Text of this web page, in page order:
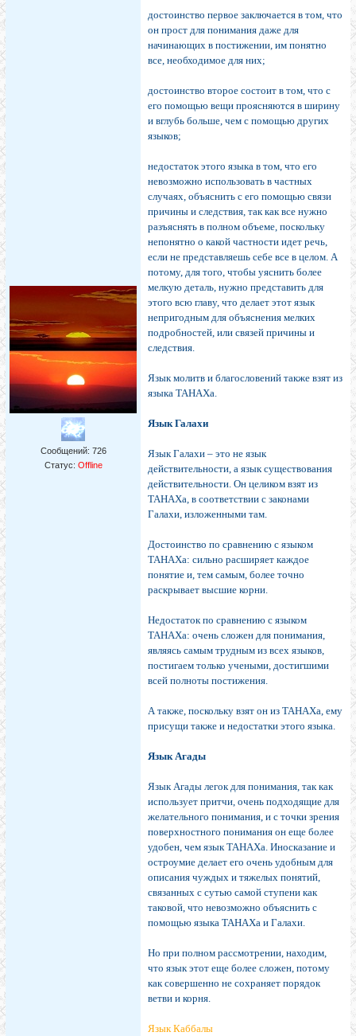
Сообщений: 726
Статус: Offline
достоинство первое заключается в том, что
он прост для понимания даже для
начинающих в постижении, им понятно
все, необходимое для них;
достоинство второе состоит в том, что с
его помощью вещи проясняются в ширину
и вглубь больше, чем с помощью других
языков;
недостаток этого языка в том, что его
невозможно использовать в частных
случаях, объяснить с его помощью связи
причины и следствия, так как все нужно
разъяснять в полном объеме, поскольку
непонятно о какой частности идет речь,
если не представляешь себе все в целом. А
потому, для того, чтобы уяснить более
мелкую деталь, нужно представить для
этого всю главу, что делает этот язык
непригодным для объяснения мелких
подробностей, или связей причины и
следствия.
Язык молитв и благословений также взят из
языка ТАНАХа.
Язык Галахи
Язык Галахи – это не язык
действительности, а язык существования
действительности. Он целиком взят из
ТАНАХа, в соответствии с законами
Галахи, изложенными там.
Достоинство по сравнению с языком
ТАНАХа: сильно расширяет каждое
понятие и, тем самым, более точно
раскрывает высшие корни.
Недостаток по сравнению с языком
ТАНАХа: очень сложен для понимания,
являясь самым трудным из всех языков,
постигаем только учеными, достигшими
всей полноты постижения.
А также, поскольку взят он из ТАНАХа, ему
присущи также и недостатки этого языка.
Язык Агады
Язык Агады легок для понимания, так как
использует притчи, очень подходящие для
желательного понимания, и с точки зрения
поверхностного понимания он еще более
удобен, чем язык ТАНАХа. Иносказание и
остроумие делает его очень удобным для
описания чуждых и тяжелых понятий,
связанных с сутью самой ступени как
таковой, что невозможно объяснить с
помощью языка ТАНАХа и Галахи.
Но при полном рассмотрении, находим,
что язык этот еще более сложен, потому
как совершенно не сохраняет порядок
ветви и корня.
Язык Каббалы